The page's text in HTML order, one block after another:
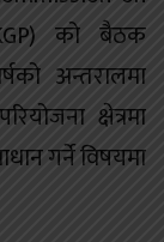
को बैठक
अन्तरालमा
क्षेत्रमा
गर्ने विषयमा